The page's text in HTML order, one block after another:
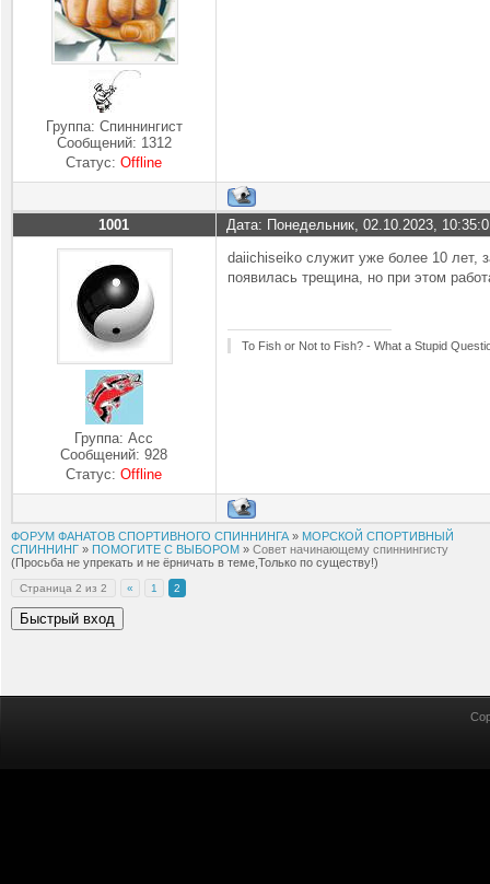
Группа: Спиннингист
Сообщений: 1312
Статус:Offline
1001 Дата: Понедельник, 02.10.2023,
Группа: Асс
Сообщений:928
Статус:Offline
daiichiseiko служит уже более 10 лет,
появилась трещина, но при этом
To Fish or Not to Fish? - What a Stupid
ФОРУМ ФАНАТОВ СПОРТИВНОГО СПИННИНГА » МОРСКОЙ СПОРТИВНЫЙ
СПИННИНГ » ПОМОГИТЕ С ВЫБОРОМ » Совет начинающему спиннингисту
(Просьба не упрекать и не ёрничать в теме,Только по существу!)
Страница 2 из 2 « 1 2